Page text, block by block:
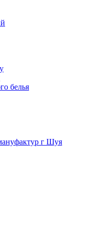
белья
г Шуя